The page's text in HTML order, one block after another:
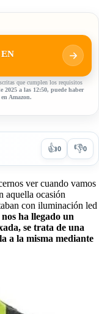
que cumplen los requisitos
2025 a las 12:50, puede haber
Amazon.
👍0 👎0
ver cuando vamos
aquella ocasión
con iluminación led
ha llegado un
se trata de una
a la misma mediante